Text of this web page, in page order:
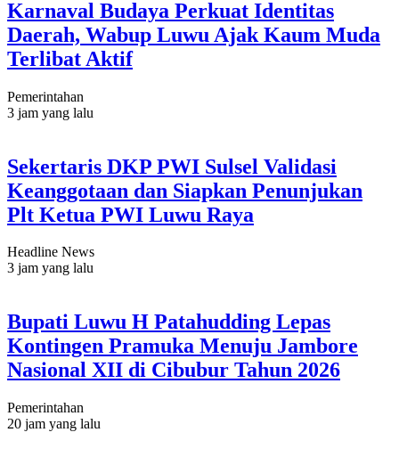
Karnaval Budaya Perkuat Identitas
Daerah, Wabup Luwu Ajak Kaum Muda
Terlibat Aktif
Pemerintahan
3 jam yang lalu
Sekertaris DKP PWI Sulsel Validasi
Keanggotaan dan Siapkan Penunjukan
Plt Ketua PWI Luwu Raya
Headline News
3 jam yang lalu
Bupati Luwu H Patahudding Lepas
Kontingen Pramuka Menuju Jambore
Nasional XII di Cibubur Tahun 2026
Pemerintahan
20 jam yang lalu